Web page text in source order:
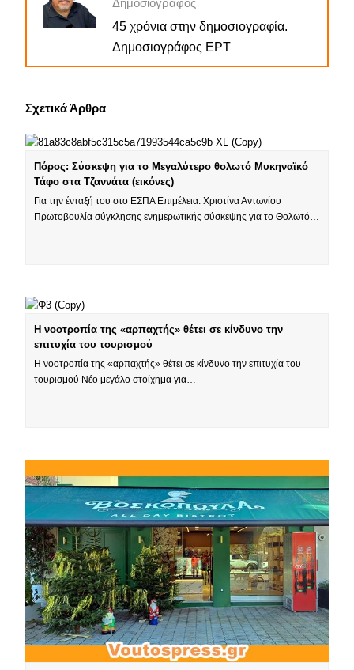
Δημοσιογράφος
45 χρόνια στην δημοσιογραφία.
Δημοσιογράφος ΕΡΤ
Σχετικά Άρθρα
Πόρος: Σύσκεψη για το Μεγαλύτερο θολωτό Μυκηναϊκό
Τάφο στα Τζαννάτα (εικόνες)
Για την ένταξή του στο ΕΣΠΑ Επιμέλεια: Χριστίνα Αντωνίου
Πρωτοβουλία σύγκλησης ενημερωτικής σύσκεψης για το Θολωτό…
Η νοοτροπία της «αρπαχτής» θέτει σε κίνδυνο την
επιτυχία του τουρισμού
Η νοοτροπία της «αρπαχτής» θέτει σε κίνδυνο την επιτυχία του
τουρισμού Νέο μεγάλο στοίχημα για…